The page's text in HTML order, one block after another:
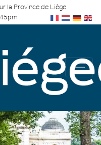
la Province de Liège